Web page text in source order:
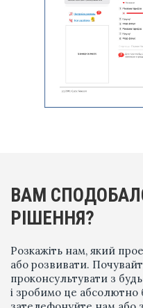
ВАМ
РІШЕННЯ?
Розкажіть нам, який
або розвивати.
проконсультувати з
і зробимо це абсолютно